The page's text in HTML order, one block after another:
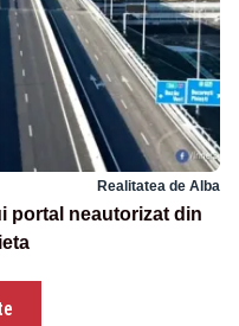
Realitatea de Alba
portal neautorizat din